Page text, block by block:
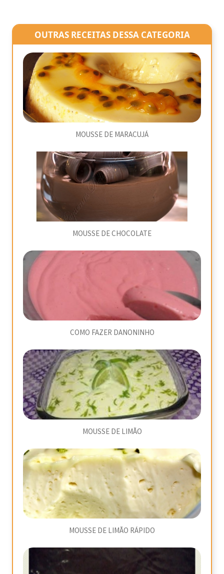
OUTRAS RECEITAS DESSA CATEGORIA
MOUSSE DE MARACUJÁ
MOUSSE DE CHOCOLATE
COMO FAZER DANONINHO
MOUSSE DE LIMÃO
MOUSSE DE LIMÃO RÁPIDO